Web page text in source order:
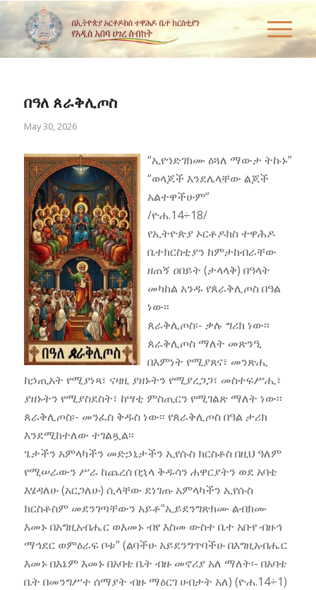
በዓለ ጰራቅሊጦስ
May 30, 2026
“ኢየኀድገክሙ ዕጓለ ማውታ ትኩኑ”
“ወላጆች እንደሌላቸው ልጆች
አልተዋችሁም”
/ዮሐ.14÷18/
የኢትዮጵያ ኦርቶዶክስ ተዋሕዶ
ቤተክርስቲያን ከምታከብራቸው
ዘጠኝ ዐበይት (ታላላቅ) በዓላት
መካከል አንዱ የጰራቅሊጦስ በዓል
ነው፡፡
ጰራቅሊጦስ፡- ቃሉ ግሪክ ነው፡፡
ጰራቅሊጦስ ማለት መጽንዒ
በእምነት የሚያጸና፣ መንጽሒ
ከኃጢአት የሚያነጻ፣ ናዛዚ ያዘኑትን የሚያረጋጋ፣ መስተፍሥሒ፣
ያዘኑትን የሚያስደስት፣ ከሣቲ ምስጢርን የሚገልጽ ማለት ነው፡፡
ጰራቅሊጦስ፡- መንፈስ ቅዱስ ነው፡፡ የጰራቅሊጦስ በዓል ታሪክ
እንደሚከተለው ተገልጿል፡፡
ጌታችን አምላካችን መድኃኒታችን ኢየሱስ ክርስቶስ በዚህ ዓለም
የሚሠራውን ሥራ ከጨረሰ በኋላ ቅዱሳን ሐዋርያትን ወደ አባቴ
እሄዳለሁ (አርጋለሁ) ሲላቸው ደነገጡ አምላካችን ኢየሱስ
ክርስቶስም መደንገጣቸውን አይቶ“ኢይደንግጽክሙ ልብክሙ
እመኑ በአግዚአብሔር ወእመኑ ብየ እስመ ውስተ ቤተ አቡየ ብዙኅ
ማኅደር ወምዕራፍ ቦቱ” (ልባችሁ አይደንግጥባችሁ በእግዚአብሔር
እመኑ በእኔም እመኑ በአባቴ ቤት ብዙ መኖሪያ አለ ማለት፡- በአባቴ
ቤት በመንግሥተ ሰማያት ብዙ ማዕርገ ሀብታት አለ) (ዮሐ.14÷1)